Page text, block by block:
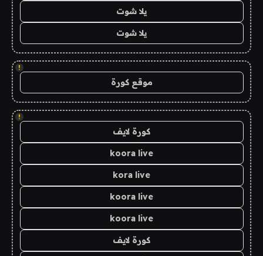
يلا شوت
يلا شوت
!
موقع كورة
!
كورة لايف
koora live
kora live
koora live
koora live
كورة لايف